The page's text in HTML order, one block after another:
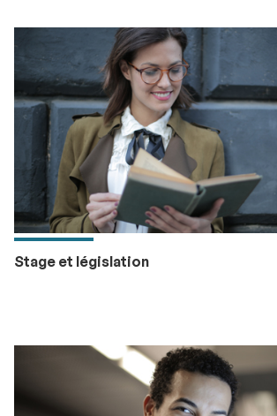
Stage et législation